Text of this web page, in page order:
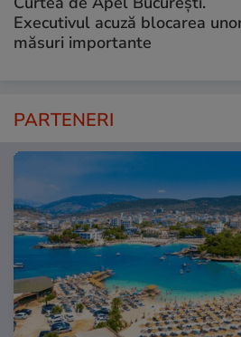
Executivul acuză blocarea
măsuri importante
PARTENERI